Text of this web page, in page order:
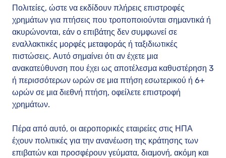
Πολιτείες, ώστε να εκδίδουν πλήρεις επιστροφές
χρημάτων για πτήσεις που τροποποιούνται σημαντικά ή
ακυρώνονται, εάν ο επιβάτης δεν συμφωνεί σε
εναλλακτικές μορφές μεταφοράς ή ταξιδιωτικές
πιστώσεις. Αυτό σημαίνει ότι αν έχετε μια
ανακατεύθυνση που έχει ως αποτέλεσμα καθυστέρηση 3
ή περισσότερων ωρών σε μια πτήση εσωτερικού ή 6+
ωρών σε μια διεθνή πτήση, οφείλετε επιστροφή
χρημάτων.
Πέρα από αυτό, οι αεροπορικές εταιρείες στις ΗΠΑ
έχουν πολιτικές για την ανανέωση της κράτησης των
επιβατών και προσφέρουν γεύματα, διαμονή, ακόμη και